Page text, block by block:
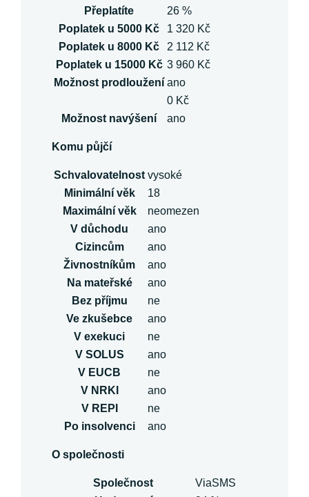
Přeplatíte
26 %
Poplatek u 5000 Kč
1 320 Kč
Poplatek u 8000 Kč
2 112 Kč
Poplatek u 15000 Kč 3 960 Kč
Možnost prodloužení ano
0 Kč
Možnost navýšení
ano
Komu půjčí
Schvalovatelnost vysoké
Minimální věk
18
Maximální věk
neomezen
V důchodu
ano
Cizincům
ano
Živnostníkům
ano
Na mateřské
ano
Bez příjmu
ne
Ve zkušebce
ano
V exekuci
ne
V SOLUS
ano
V EUCB
ne
V NRKI
ano
V REPI
ne
Po insolvenci
ano
O společnosti
Společnost
ViaSMS